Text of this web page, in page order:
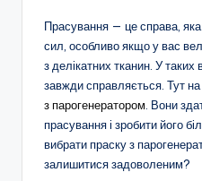
Прасування — це справа,
сил, особливо якщо у вас
з делікатних тканин. У
завжди справляється. Тут
з парогенератором. Вони
прасування і зробити його
вибрати праску з
залишитися задоволеним?